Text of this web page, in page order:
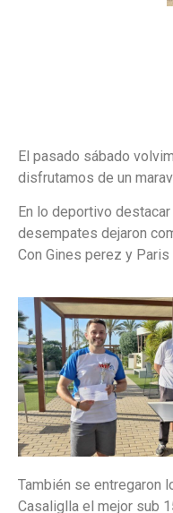
El pasado sábado
disfrutamos de un
En lo deportivo
desempates dejaron
Con Gines perez y
También se entregaron
Casaliglla el mejor sub